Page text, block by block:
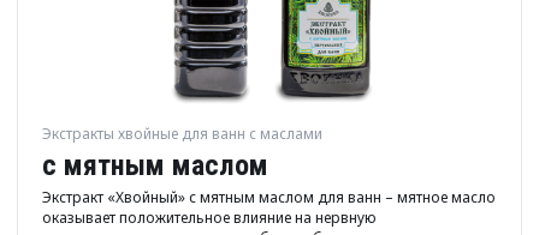
Экстракты хвойные для ванн с маслами
с мятным маслом
Экстракт «Хвойный» с мятным маслом для ванн – мятное масло
оказывает положительное влияние на нервную